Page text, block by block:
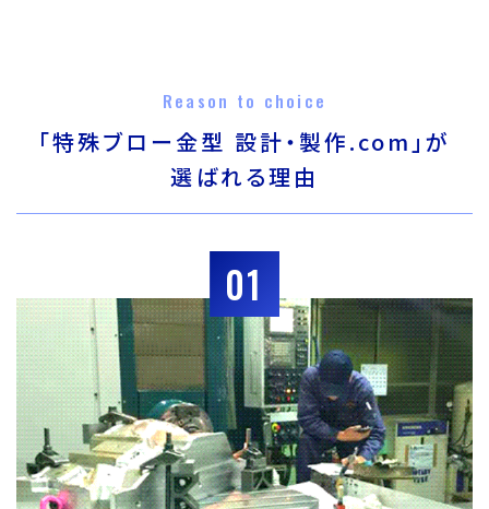
Reason to choice
「特殊ブロー金型 設計・製作.com」が
選ばれる理由
01